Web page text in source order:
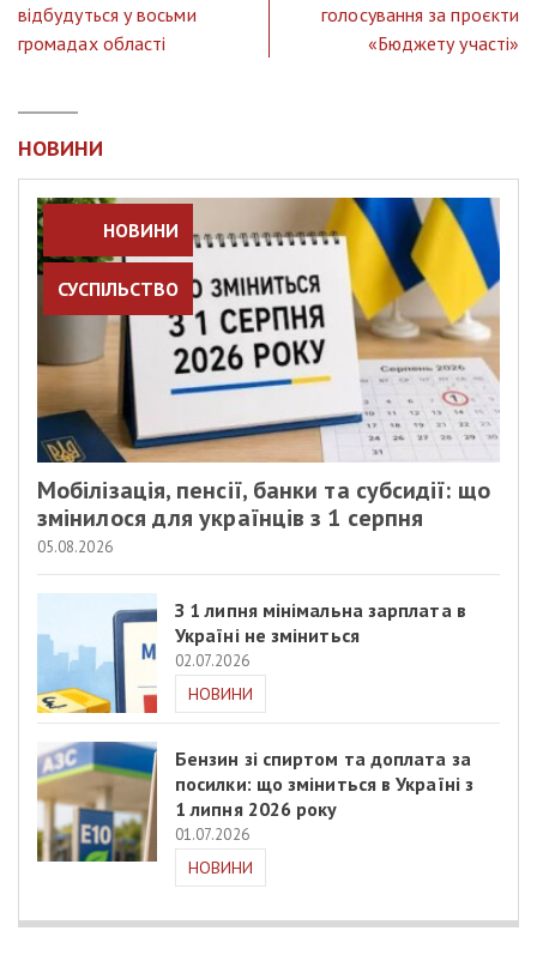
відбудуться у восьми
громадах області
голосування за проєкти
«Бюджету участі»
НОВИНИ
НОВИНИ
СУСПІЛЬСТВО
Мобілізація, пенсії, банки та субсидії: що
змінилося для українців з 1 серпня
05.08.2026
З 1 липня мінімальна зарплата в
Україні не зміниться
02.07.2026
НОВИНИ
Бензин зі спиртом та доплата за
посилки: що зміниться в Україні з
1 липня 2026 року
01.07.2026
НОВИНИ